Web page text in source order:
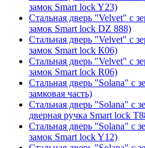
замок Smart lock Y23)
Стальная дверь "Velvet" с
замок Smart lock DZ 888)
Стальная дверь "Velvet" с
замок Smart lock К06)
Стальная дверь "Velvet" с
замок Smart lock R06)
Стальная дверь "Solana" с
замковая часть)
Стальная дверь "Solana" с
дверная ручка Smart lock
Стальная дверь "Solana" с
замок Smart lock Y12)